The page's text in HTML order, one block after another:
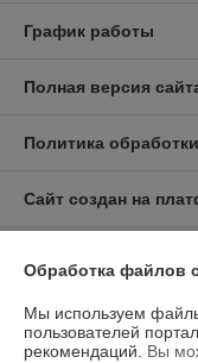
График работы
Полная версия
Политика
Сайт создан на
Информация для
Юридическое лицо:
“Трейдхаб”
РБ, 223056, г.Минская
Обработка файлов
Мы используем
пользователей
рекомендаций. Вы